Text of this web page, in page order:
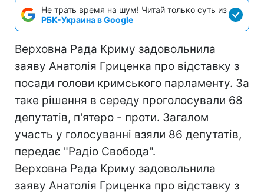
Не трать время на шум! Читай только суть из
РБК-Украина в Google
Верховна Рада Криму задовольнила
заяву Анатолiя Гриценка про вiдставку з
посади голови кримського парламенту. За
таке рiшення в середу проголосували 68
депутатiв, п'ятеро - проти. Загалом
участь у голосуваннi взяли 86 депутатiв,
передає "Радіо Свобода".
Верховна Рада Криму задовольнила
заяву Анатолiя Гриценка про вiдставку з